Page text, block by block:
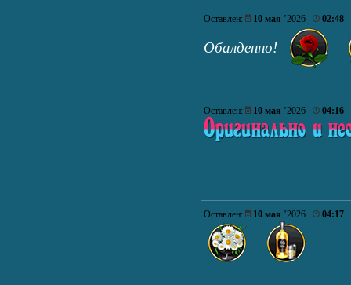
Оставлен: 10 мая ’2026 02:48
Обалденно!
Оставлен: 10 мая ’2026 04:16
Оставлен: 10 мая ’2026 04:17